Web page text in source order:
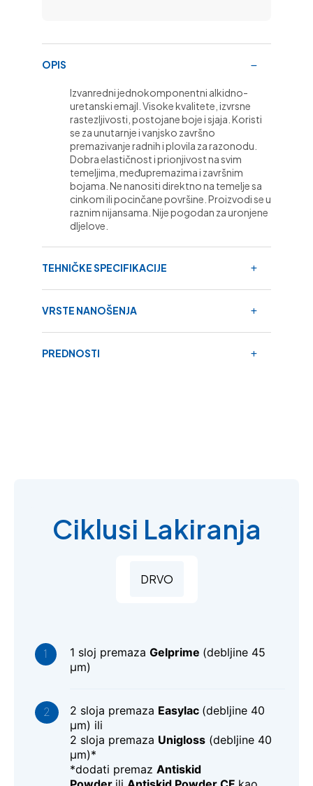
OPIS
Izvanredni jednokomponentni alkidno-
uretanski emajl. Visoke kvalitete, izvrsne
rastezljivosti, postojane boje i sjaja. Koristi
se za unutarnje i vanjsko završno
premazivanje radnih i plovila za razonodu.
Dobra elastičnost i prionjivost na svim
temeljima, međupremazima i završnim
bojama. Ne nanositi direktno na temelje sa
cinkom ili pocinčane površine. Proizvodi se u
raznim nijansama. Nije pogodan za uronjene
dIjelove.
TEHNIČKE SPECIFIKACIJE
VRSTE NANOŠENJA
PREDNOSTI
Ciklusi Lakiranja
DRVO
1 sloj premaza Gelprime (debljine 45
μm)
2 sloja premaza Easylac (debljine 40
μm) ili
2 sloja premaza Unigloss (debljine 40
μm)*
*dodati premaz Antiskid